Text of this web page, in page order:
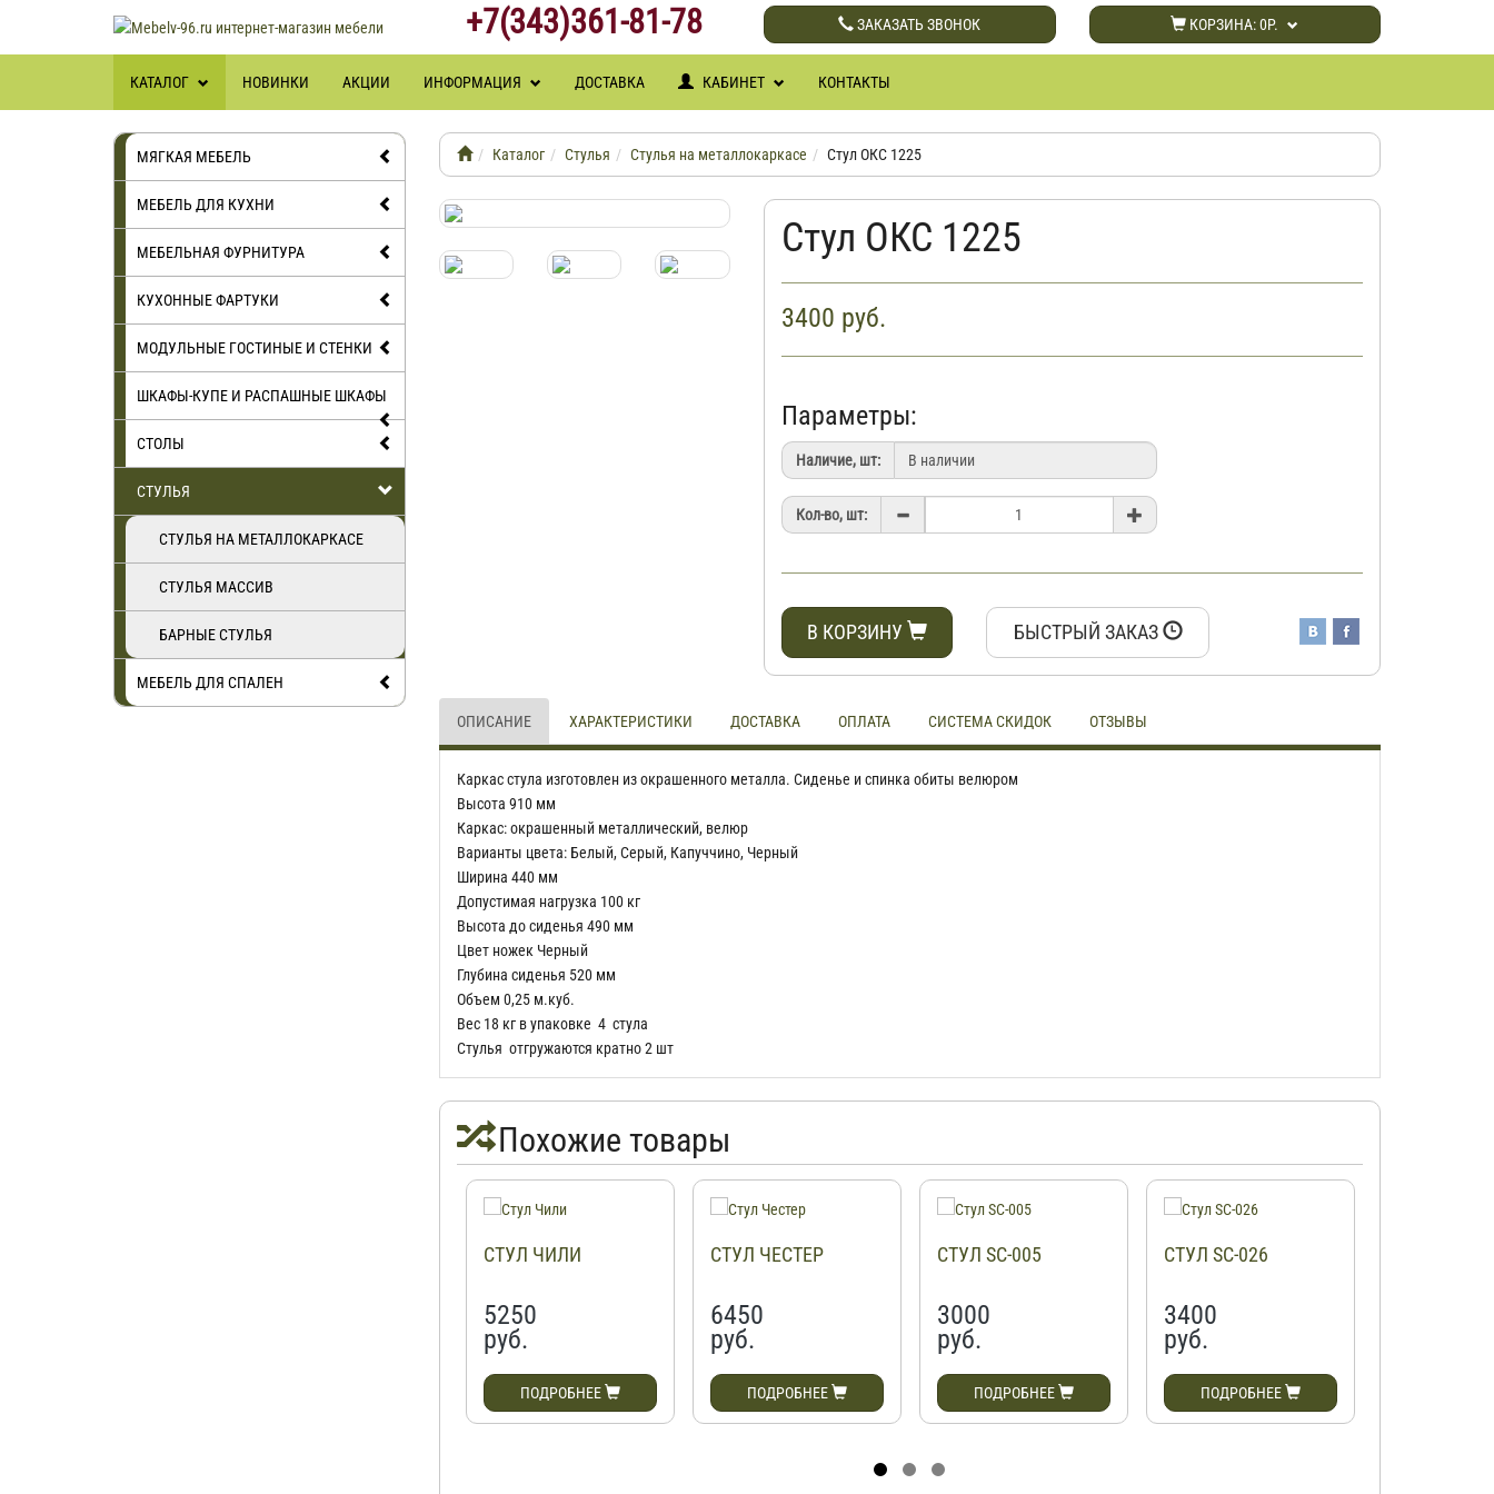
+7(343)361-81-78 ЗАКАЗАТЬ ЗВОНОК КОРЗИНА:0Р.
КАТАЛОГ НОВИНКИ АКЦИИ ИНФОРМАЦИЯ ДОСТАВКА КАБИНЕТ КОНТАКТЫ
МЯГКАЯ МЕБЕЛЬ
МЕБЕЛЬ ДЛЯ КУХНИ
МЕБЕЛЬНАЯ ФУРНИТУРА
КУХОННЫЕ ФАРТУКИ
МОДУЛЬНЫЕ ГОСТИНЫЕ И СТЕНКИ
ШКАФЫ-КУПЕ И РАСПАШНЫЕ ШКАФЫ
СТОЛЫ
СТУЛЬЯ
СТУЛЬЯ НА МЕТАЛЛОКАРКАСЕ
СТУЛЬЯ МАССИВ
БАРНЫЕ СТУЛЬЯ
МЕБЕЛЬ ДЛЯ СПАЛЕН
Каталог Стулья Стулья на металлокаркасе Стул ОКС 1225
Стул ОКС 1225
3400 руб.
Параметры:
Наличие, шт:
Кол-во, шт:
В КОРЗИНУ БЫСТРЫЙ ЗАКАЗ
ОПИСАНИЕ ХАРАКТЕРИСТИКИ ДОСТАВКА ОПЛАТА СИСТЕМА СКИДОК ОТЗЫВЫ
Каркас стула изготовлен из окрашенного металла. Сиденье и спинка обиты велюром
Высота 910 мм
Каркас: окрашенный металлический, велюр
Варианты цвета: Белый, Серый, Капуччино, Черный
Ширина 440 мм
Допустимая нагрузка 100 кг
Высота до сиденья 490 мм
Цвет ножек Черный
Глубина сиденья 520 мм
Объем 0,25 м.куб.
Вес 18 кг в упаковке 4 стула
Стулья отгружаются кратно 2 шт
Похожие товары
СТУЛ ЧИЛИ
5250
руб.
ПОДРОБНЕЕ
СТУЛ ЧЕСТЕР
6450
руб.
ПОДРОБНЕЕ
СТУЛ SC-005
3000
руб.
ПОДРОБНЕЕ
СТУЛ SC-026
3400
руб.
ПОДРОБНЕЕ